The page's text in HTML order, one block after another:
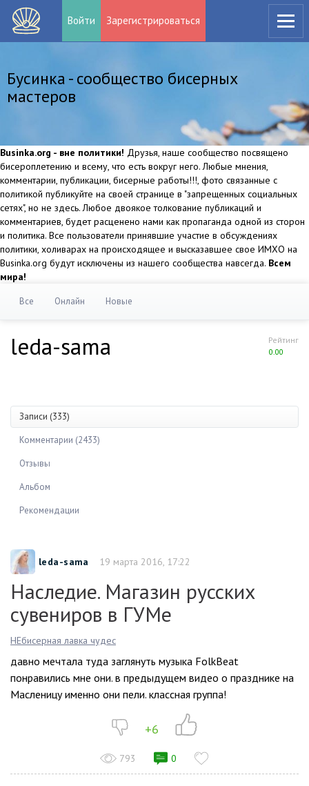
Войти Зарегистрироваться
Бусинка - сообщество бисерных
мастеров
Businka.org - вне политики! Друзья, наше сообщество посвящено
бисероплетению и всему, что есть вокруг него. Любые мнения,
комментарии, публикации, бисерные работы!!!, фото связанные с
политикой публикуйте на своей странице в "запрещенных социальных
сетях", но не здесь. Любое двоякое толкование публикаций и
комментариев, будет расценено нами как пропаганда одной из сторон
и политика. Все пользователи принявшие участие в обсуждениях
политики, холиварах на происходящее и высказавшее свое ИМХО на
Businka.org будут исключены из нашего сообщества навсегда. Всем
мира!
Все Онлайн Новые
Рейтинг
0.00
leda-sama
Записи (333)
Комментарии (2433)
Отзывы
Альбом
Рекомендации
leda-sama 19 марта 2016, 17:22
Наследие. Магазин русских
сувениров в ГУМе
НЕбисерная лавка чудес
давно мечтала туда заглянуть музыка FolkBeat
понравились мне они. в предыдущем видео о празднике на
Масленицу именно они пели. классная группа!
+6
793 0